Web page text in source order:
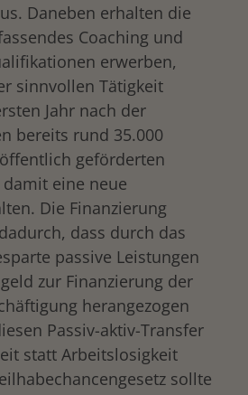
Daneben erhalten die
Coaching und
erwerben,
sinnvollen Tätigkeit
Jahr nach der
bereits rund 35.000
geförderten
eine neue
Die Finanzierung
dass durch das
passive Leistungen
zur Finanzierung der
herangezogen
Passiv-aktiv-Transfer
statt Arbeitslosigkeit
sollte